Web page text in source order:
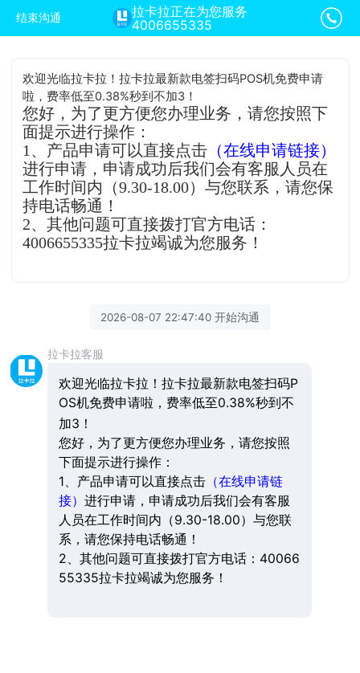
结束沟通
拉卡拉正在为您服务
4006655335
欢迎光临拉卡拉！拉卡拉最新款电签扫码POS机免费申请
啦，费率低至0.38%秒到不加3！
您好，为了更方便您办理业务，请您按照下
面提示进行操作：
1、产品申请可以直接点击 （在线申请链接）
进行申请，申请成功后我们会有客服人员在
工作时间内（9.30-18.00）与您联系，请您保
持电话畅通！
2、其他问题可直接拨打官方电话：
4006655335拉卡拉竭诚为您服务！
2026-08-07 22:47:40 开始沟通
拉卡拉客服
欢迎光临拉卡拉！拉卡拉最新款电签扫码P
OS机免费申请啦，费率低至0.38%秒到不
加3！
您好，为了更方便您办理业务，请您按照
下面提示进行操作：
1、产品申请可以直接点击（在线申请链
接） 进行申请，申请成功后我们会有客服
人员在工作时间内（9.30-18.00）与您联
系，请您保持电话畅通！
2、其他问题可直接拨打官方电话：40066
55335拉卡拉竭诚为您服务！